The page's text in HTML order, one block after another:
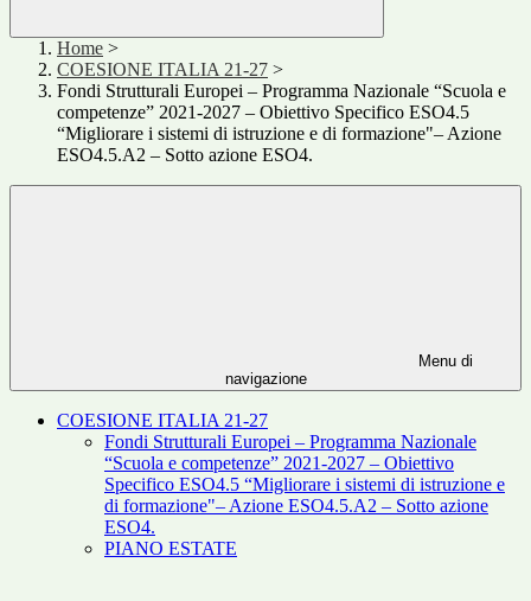
Home >
COESIONE ITALIA 21-27 >
Fondi Strutturali Europei – Programma Nazionale “Scuola e
competenze” 2021-2027 – Obiettivo Specifico ESO4.5
“Migliorare i sistemi di istruzione e di formazione"– Azione
ESO4.5.A2 – Sotto azione ESO4.
Menu di
navigazione
COESIONE ITALIA 21-27
Fondi Strutturali Europei – Programma Nazionale
“Scuola e competenze” 2021-2027 – Obiettivo
Specifico ESO4.5 “Migliorare i sistemi di istruzione e
di formazione"– Azione ESO4.5.A2 – Sotto azione
ESO4.
PIANO ESTATE